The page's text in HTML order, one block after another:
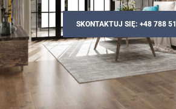
SKONTAKTUJ SIĘ: +48 788